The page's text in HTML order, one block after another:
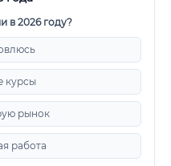
в 2026 году?
курсы
рынок
работа